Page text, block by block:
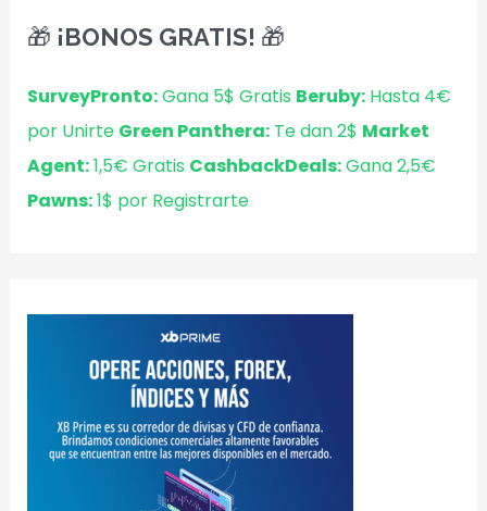
🎁 ¡BONOS GRATIS! 🎁
SurveyPronto:Gana 5$ Gratis Beruby:Hasta 4€
por Unirte Green Panthera:Te dan 2$ Market
Agent:1,5€ Gratis CashbackDeals:Gana 2,5€
Pawns:1$ por Registrarte